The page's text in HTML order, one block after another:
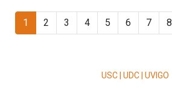
1 2 3 4 5 6 7 8
USC | UDC | UVIGO